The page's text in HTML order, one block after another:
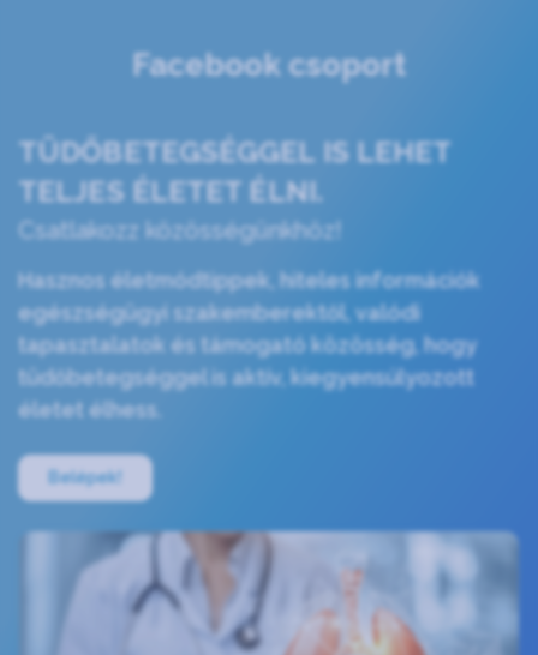
Facebook csoport
TÜDŐBETEGSÉGGEL IS LEHET
TELJES ÉLETET ÉLNI.
Csatlakozz közösségünkhöz!
Hasznos életmódtippek, hiteles információk
egészségügyi szakemberektől, valódi
tapasztalatok és támogató közösség, hogy
tüdőbetegséggel is aktív, kiegyensúlyozott
életet élhess.
Belépek!